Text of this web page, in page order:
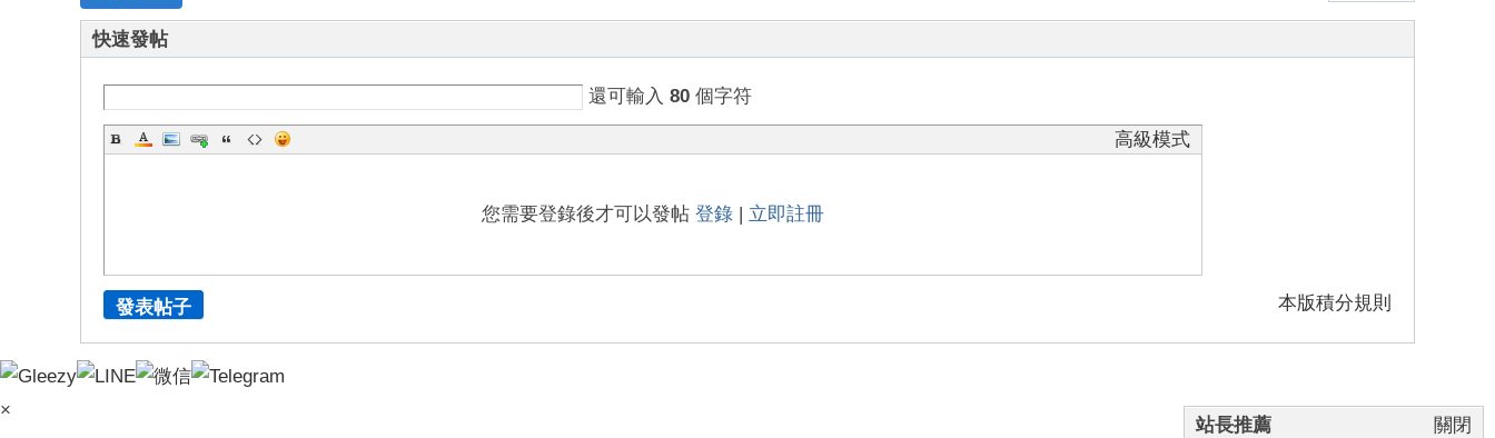
m
52快速發帖
還可輸入 80 個字符
高級模式
您需要登錄後才可以發帖 登錄 | 立即註冊
本版積分規則
發表帖子
關閉
站長推薦
×